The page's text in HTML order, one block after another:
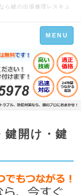
ら鍵の出張修理レスキュ
Toggle
navigation
MENU
鍵開け・鍵